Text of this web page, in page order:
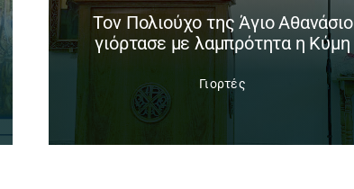
Tον Πολιούχο της Άγιο Αθανάσιο
γιόρτασε με λαμπρότητα η Κύμη
Γιορτές